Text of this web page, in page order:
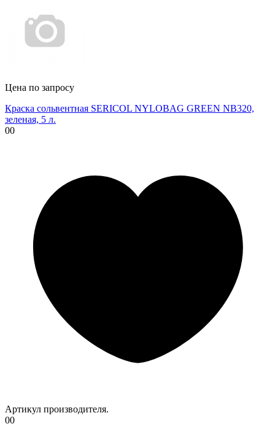
Цена по запросу
Краска сольвентная SERICOL NYLOBAG GREEN NB320,
зеленая, 5 л.
00
Артикул производителя.
00